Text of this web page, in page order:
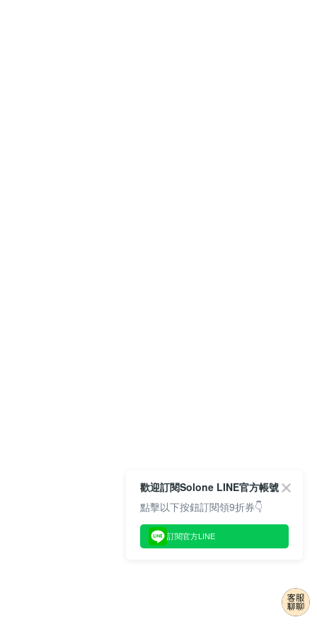
歡迎訂閱Solone LINE官方帳號
點擊以下按鈕訂閱領9折券👇
訂閱官方LINE